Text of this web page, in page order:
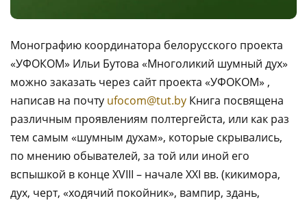
Монографию координатора белорусского проекта
«УФОКОМ» Ильи Бутова «Многоликий шумный дух»
можно заказать через сайт проекта «УФОКОМ» ,
написав на почту ufocom@tut.by Книга посвящена
различным проявлениям полтергейста, или как раз
тем самым «шумным духам», которые скрывались,
по мнению обывателей, за той или иной его
вспышкой в конце XVIII – начале XXI вв. (кикимора,
дух, черт, «ходячий покойник», вампир, здань,